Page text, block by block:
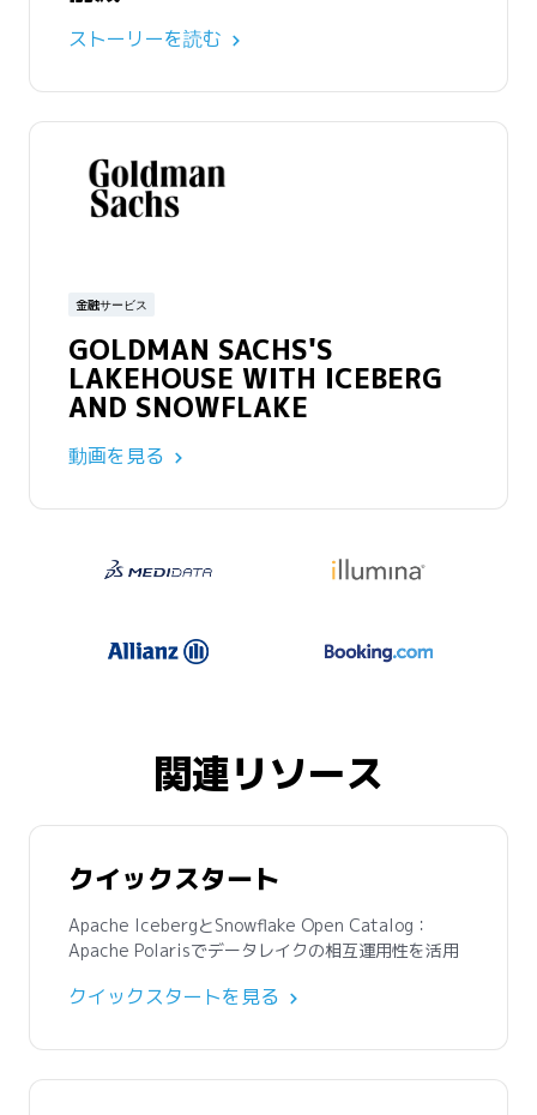
ストーリーを読む
金融サービス
GOLDMAN SACHS'S
LAKEHOUSE WITH ICEBERG
AND SNOWFLAKE
動画を見る
関連リソース
クイックスタート
Apache IcebergとSnowflake Open Catalog：
Apache Polarisでデータレイクの相互運用性を活用
クイックスタートを見る